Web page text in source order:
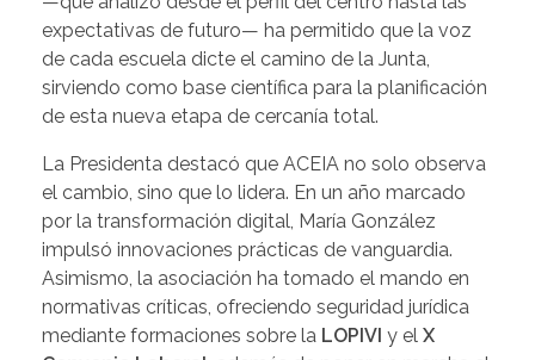
expectativas de futuro— ha permitido que la voz
de cada escuela dicte el camino de la Junta,
sirviendo como base científica para la planificación
de esta nueva etapa de cercanía total.
La Presidenta destacó que ACEIA no solo observa
el cambio, sino que lo lidera. En un año marcado
por la transformación digital, María González
impulsó innovaciones prácticas de vanguardia.
Asimismo, la asociación ha tomado el mando en
normativas críticas, ofreciendo seguridad jurídica
mediante formaciones sobre la LOPIVI y el X